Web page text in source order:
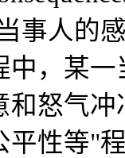
事人的
中，某
和怒气
平性等"